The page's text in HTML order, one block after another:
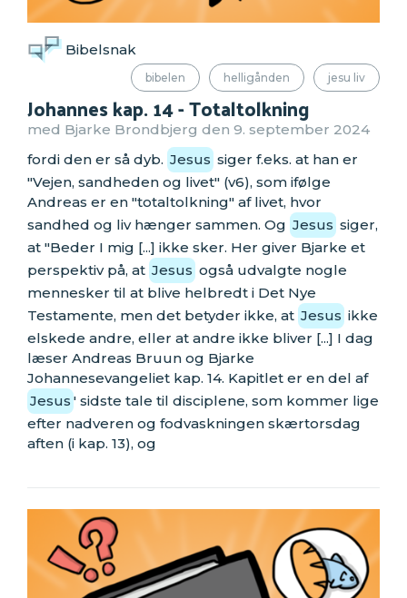
Bibelsnak
bibelen helligånden jesu liv
Johannes kap. 14 - Totaltolkning
med Bjarke Brondbjerg den 9. september 2024
fordi den er så dyb. Jesus siger f.eks. at han er
"Vejen, sandheden og livet" (v6), som ifølge
Andreas er en "totaltolkning" af livet, hvor
sandhed og liv hænger sammen. Og Jesus siger,
at "Beder I mig [...] ikke sker. Her giver Bjarke et
perspektiv på, at Jesus også udvalgte nogle
mennesker til at blive helbredt i Det Nye
Testamente, men det betyder ikke, at Jesus ikke
elskede andre, eller at andre ikke bliver [...] I dag
læser Andreas Bruun og Bjarke
Johannesevangeliet kap. 14. Kapitlet er en del af
Jesus ' sidste tale til disciplene, som kommer lige
efter nadveren og fodvaskningen skærtorsdag
aften (i kap. 13), og